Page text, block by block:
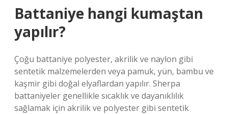
Battaniye hangi kumaştan
yapılır?
Çoğu battaniye polyester, akrilik ve naylon gibi
sentetik malzemelerden veya pamuk, yün, bambu ve
kaşmir gibi doğal elyaflardan yapılır. Sherpa
battaniyeler genellikle sıcaklık ve dayanıklılık
sağlamak için akrilik ve polyester gibi sentetik